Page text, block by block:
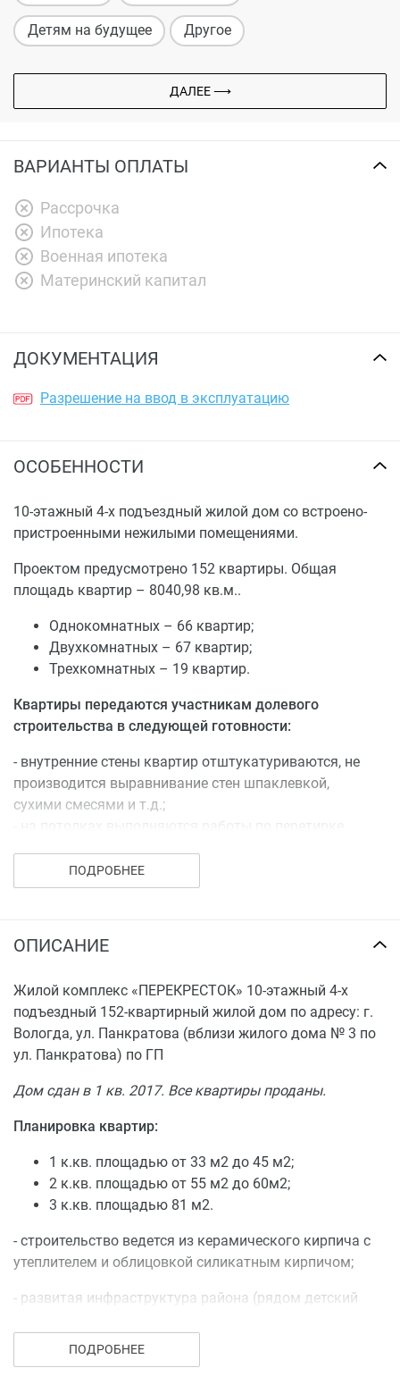
Детям на будущее Другое
ДАЛЕЕ ⟶
ВАРИАНТЫ ОПЛАТЫ
Рассрочка
Ипотека
Военная ипотека
Материнский капитал
ДОКУМЕНТАЦИЯ
Разрешение на ввод в эксплуатацию
ОСОБЕННОСТИ
10-этажный 4-х подъездный жилой дом со встроено-
пристроенными нежилыми помещениями.
Проектом предусмотрено 152 квартиры. Общая
площадь квартир – 8040,98 кв.м..
Однокомнатных – 66 квартир;
Двухкомнатных – 67 квартир;
Трехкомнатных – 19 квартир.
Квартиры передаются участникам долевого
строительства в следующей готовности:
- внутренние стены квартир отштукатуриваются, не
производится выравнивание стен шпаклевкой,
сухими смесями и т.д.;
- на потолках выполняются работы по перетирке
раствором;
- штукатурка и выравнивание потолков не
- входные двери в квартиры – типовые по ГОСТу,
- двери на балконы и лоджии из ПВХ устанавливаются
и оборудуются замком с ручкой;
- межкомнатные двери не устанавливаются, откосы
дверных проемов не отштукатуриваются;
отопление выполняется по проекту с использованием
в качестве отопительных приборов алюминиевые
радиаторов, трубы стальные;
- вентиляция выполняется в соответствии с проектом;-
водоснабжение и водоотведение - монтаж стояков с
отводами с выполнением трубных разводок с
подключением кухонной мойки и унитаза;
водоснабжения;
ПОДРОБНЕЕ
ОПИСАНИЕ
Жилой комплекс «ПЕРЕКРЕСТОК» 10-этажный 4-х
подъездный 152-квартирный жилой дом по адресу: г.
Вологда, ул. Панкратова (вблизи жилого дома № 3 по
ул. Панкратова) по ГП
Дом сдан в 1 кв. 2017. Все квартиры проданы.
Планировка квартир:
1 к.кв. площадью от 33 м2 до 45 м2;
2 к.кв. площадью от 55 м2 до 60м2;
3 к.кв. площадью 81 м2.
- строительство ведется из керамического кирпича с
утеплителем и облицовкой силикатным кирпичом;
- развитая инфраструктура района (рядом детский
- транспортная доступность (остановки автобусов,
ПОДРОБНЕЕ